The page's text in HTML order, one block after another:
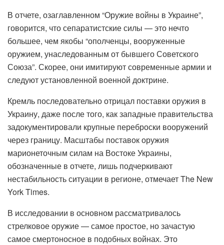
В отчете, озаглавленном “Оружие войны в Украине”,
говорится, что сепаратистские силы — это нечто
большее, чем якобы “ополченцы, вооруженные
оружием, унаследованным от бывшего Советского
Союза”. Скорее, они имитируют современные армии и
следуют установленной военной доктрине.
Кремль последовательно отрицал поставки оружия в
Украину, даже после того, как западные правительства
задокументировали крупные переброски вооружений
через границу. Масштабы поставок оружия
марионеточным силам на Востоке Украины,
обозначенные в отчете, лишь подчеркивают
нестабильность ситуации в регионе, отмечает The New
York Times.
В исследовании в основном рассматривалось
стрелковое оружие — самое простое, но зачастую
самое смертоносное в подобных войнах. Это